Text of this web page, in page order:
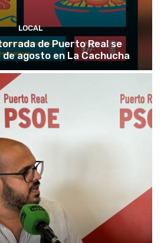
LOCAL
de Puerto Real se
agosto en La Cachucha